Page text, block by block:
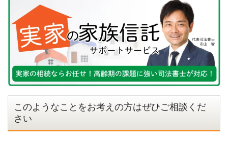
このようなことをお考えの方はぜひご相談くだ
さい